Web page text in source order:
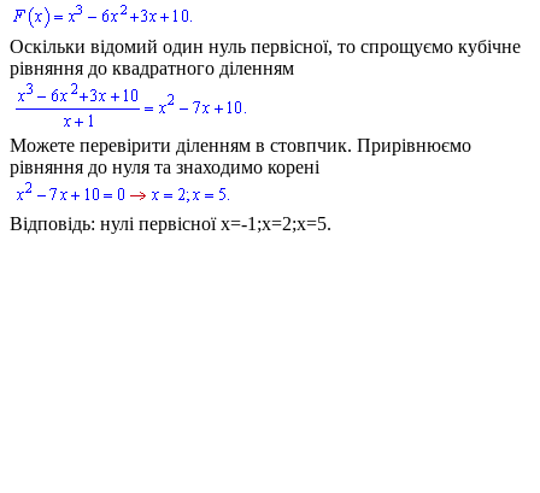
Оскільки відомий один нуль первісної, то спрощуємо кубічне
рівняння до квадратного діленням
Можете перевірити діленням в стовпчик. Прирівнюємо
рівняння до нуля та знаходимо корені
Відповідь: нулі первісноїx=-1;x=2;x=5.